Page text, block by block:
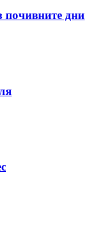
почивните дни